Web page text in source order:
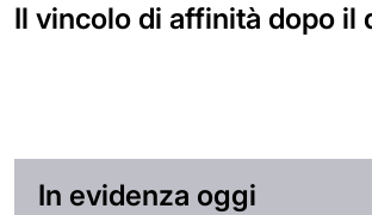
Il vincolo di affinità dopo il
In evidenza oggi